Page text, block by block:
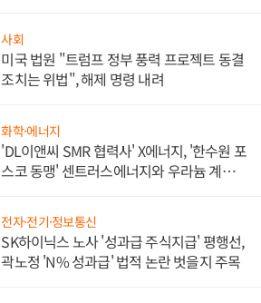
사회
미국 법원 "트럼프 정부 풍력 프로젝트 동결
조치는 위법", 해제 명령 내려
화학·에너지
'DL이앤씨 SMR 협력사' X에너지, '한수원 포
스코 동맹' 센트러스에너지와 우라늄 계약
전자·전기·정보통신
SK하이닉스 노사 '성과급 주식지급' 평행선,
곽노정 'N% 성과급' 법적 논란 벗을지 주목